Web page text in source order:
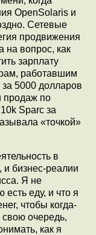
OpenSolaris и
Сетевые
продвижения
на вопрос, как
зарплату
работавшим
5000 долларов
продаж по
Sparc за
«точкой»
в
бизнес-реалии
Я не
есть еду, и что я
чтобы когда-
очередь,
как я